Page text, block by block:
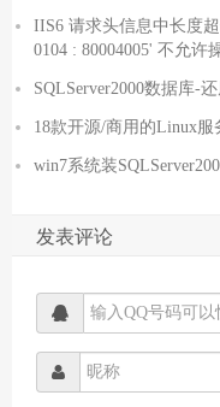
IIS6 请求头信息中长度
0104 : 80004005' 不允许
SQLServer2000数据库-
18款开源/商用的Linux服
win7系统装
发表评论